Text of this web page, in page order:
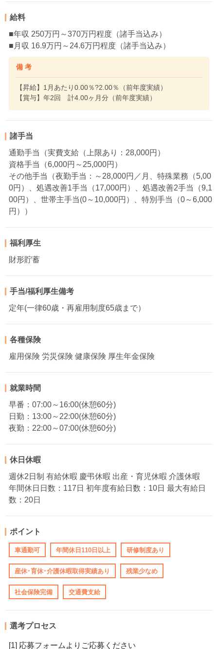
給料
■年収 250万円～370万円程度（諸手当込み）
■月収 16.9万円～24.6万円程度（諸手当込み）
備 考
【昇給】1月あたり0.00％?2.00％（前年度実績）
【賞与】年2回 計4.00ヶ月分（前年度実績）
諸手当
通勤手当（実費支給（上限あり：28,000円）
資格手当（6,000円～25,000円）
その他手当（夜勤手当：～28,000円／月、特殊業務（5,00
0円）、処遇改善1手当（17,000円）、処遇改善2手当（9,1
00円）、世帯主手当(0～10,000円）、特別手当（0～6,000
円））
福利厚生
財形貯蓄
手当/福利厚生備考
定年(一律60歳・再雇用制度65歳まで）
各種保険
雇用保険 労災保険 健康保険 厚生年金保険
就業時間
早番：07:00～16:00(休憩60分)
日勤：13:00～22:00(休憩60分)
夜勤：22:00～07:00(休憩60分)
休日休暇
週休2日制 有給休暇 慶弔休暇 出産・育児休暇 介護休暇
年間休日日数：117日 初年度有給日数：10日 最大有給日
数：20日
ポイント
車通勤可 年間休日110日以上 研修制度あり
産休･育休･介護休暇取得実績あり 残業少なめ
社会保険完備 交通費支給
選考プロセス
[1] 応募フォームよりご応募ください